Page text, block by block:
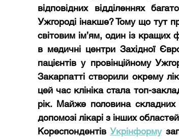
відповідних відділеннях
Ужгороді інакше? Тому що тут
світовим ім’ям, один із кращих
в медичні центри Західної
пацієнтів у провінційному
Закарпатті створили окрему
цей час клініка стала топ-
рік. Майже половина
допомозі лікарі з інших
Кореспондентів Укрінформу